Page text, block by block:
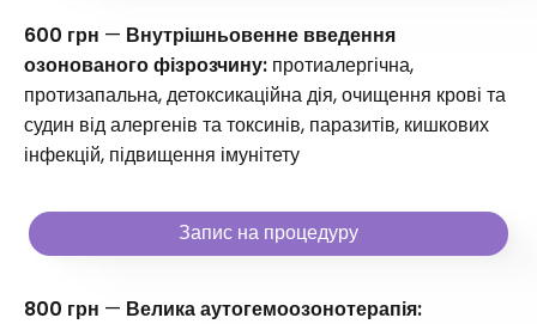
600 грн — Внутрішньовенне введення
озонованого фізрозчину: протиалергічна,
протизапальна, детоксикаційна дія, очищення крові та
судин від алергенів та токсинів, паразитів, кишкових
інфекцій, підвищення імунітету
Запис на процедуру
800 грн — Велика аутогемоозонотерапія: